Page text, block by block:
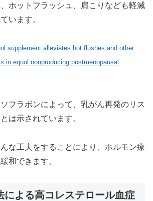
ホットフラッシュ、肩こりなども軽減
います。
supplement alleviates hot flushes and other
in equol nonproducing postmenopausal
フラボンによって、乳がん再発のリス
は示されています。
な工夫をすることにより、ホルモン療
和できます。
による高コレステロール血症